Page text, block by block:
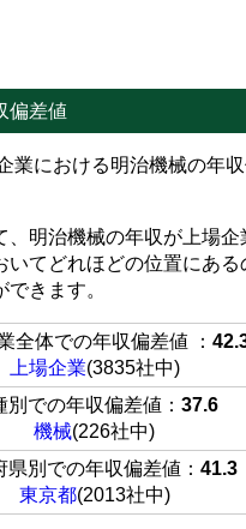
偏差値
業における明治機械の年
、明治機械の年収が上場企
いてどれほどの位置にある
きます。
全体での年収偏差値 ：
上場企業(3835社中)
別での年収偏差値：37.6
機械(226社中)
県別での年収偏差値：41.3
東京都(2013社中)